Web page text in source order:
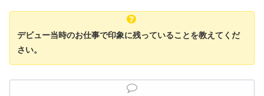
デビュー当時のお仕事で印象に残っていることを教えてくだ
さい。